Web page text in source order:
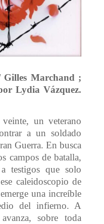
Gilles Marchand ;
Lydia Vázquez.
un veterano
a un soldado
Guerra. En busca
campos de batalla,
testigos que solo
caleidoscopio de
una increíble
del infierno. A
sobre toda